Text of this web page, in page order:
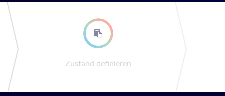
third step
Zustand definieren